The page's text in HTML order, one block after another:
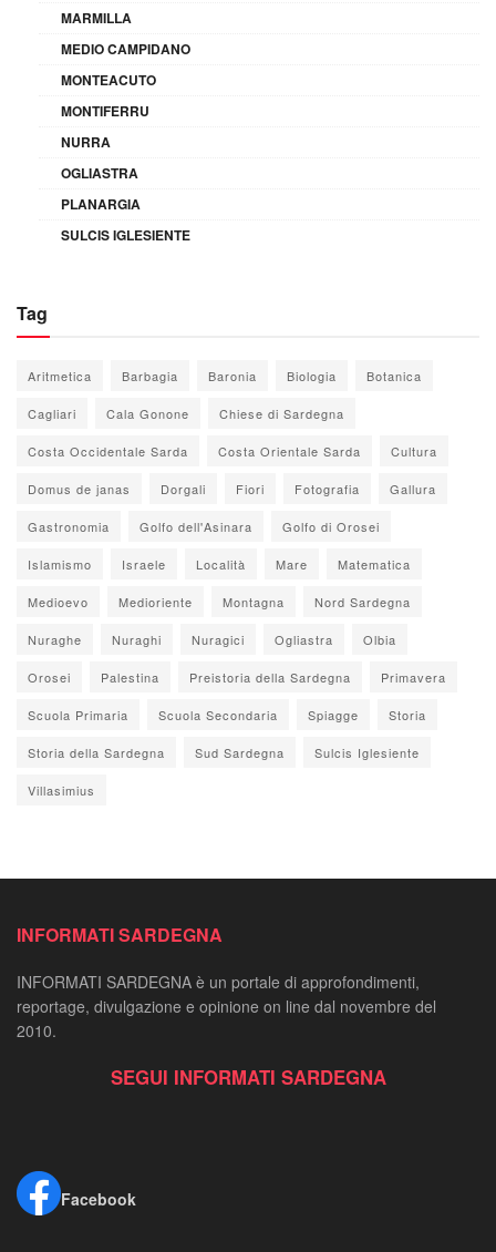
MARMILLA
MEDIO CAMPIDANO
MONTEACUTO
MONTIFERRU
NURRA
OGLIASTRA
PLANARGIA
SULCIS IGLESIENTE
Tag
Aritmetica Barbagia Baronia Biologia Botanica
Cagliari Cala Gonone Chiese di Sardegna
Costa Occidentale Sarda Costa Orientale Sarda Cultura
Domus de janas Dorgali Fiori Fotografia Gallura
Gastronomia Golfo dell'Asinara Golfo di Orosei
Islamismo Israele Località Mare Matematica
Medioevo Medioriente Montagna Nord Sardegna
Nuraghe Nuraghi Nuragici Ogliastra Olbia
Orosei Palestina Preistoria della Sardegna Primavera
Scuola Primaria Scuola Secondaria Spiagge Storia
Storia della Sardegna Sud Sardegna Sulcis Iglesiente
Villasimius
INFORMATI SARDEGNA
INFORMATI SARDEGNA è un portale di approfondimenti,
reportage, divulgazione e opinione on line dal novembre del
2010.
SEGUI INFORMATI SARDEGNA
Facebook